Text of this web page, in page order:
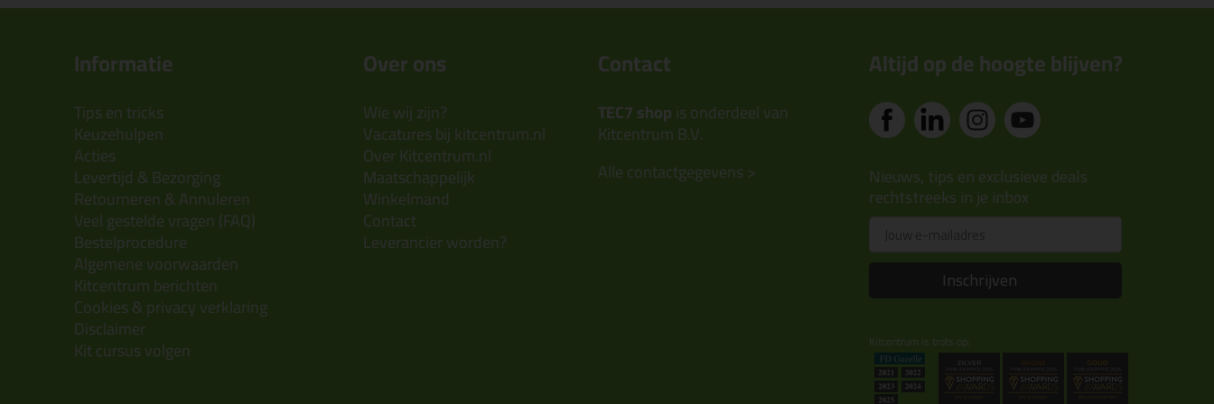
Informatie
Tips en tricks
Keuzehulpen
Acties
Levertijd & Bezorging
Retourneren & Annuleren
Veel gestelde vragen (FAQ)
Bestelprocedure
Algemene voorwaarden
Kitcentrum berichten
Cookies & privacy verklaring
Disclaimer
Kit cursus volgen
Over ons
Wie wij zijn?
Vacatures bij kitcentrum.nl
Over Kitcentrum.nl
Maatschappelijk
Winkelmand
Contact
Leverancier worden?
Contact
TEC7 shop is onderdeel van
Kitcentrum B.V.
Alle contactgegevens >
Altijd op de hoogte blijven?
Nieuws, tips en exclusieve deals
rechtstreeks in je inbox
Inschrijven
Kitcentrum is trots op: